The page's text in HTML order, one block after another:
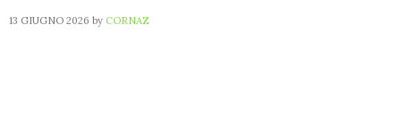
13 GIUGNO 2026 by CORNAZ